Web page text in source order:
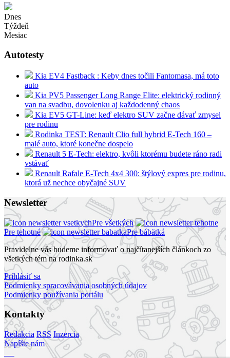
Dnes
Týždeň
Mesiac
Autotesty
Kia EV4 Fastback : Keby dnes točili Fantomasa, má toto
auto
Kia PV5 Passenger Long Range Elite: elektrický rodinný
van na svadbu, dovolenku aj každodenný chaos
Kia EV5 GT-Line: keď elektro SUV začne dávať zmysel
pre rodinu
Rodinka TEST: Renault Clio full hybrid E-Tech 160 –
malé auto, ktoré konečne dospelo
Renault 5 E-Tech: elektro, kvôli ktorému budete ráno radi
vstávať
Renault Rafale E-Tech 4x4 300: štýlový expres pre rodinu,
ktorá už nechce obyčajné SUV
Newsletter
Pre všetkých
Pre tehotné
Pre bábätká
Pravidelne vás budeme informovať o najčítanejších článkoch zo
všetkých tém na rodinka.sk
Prihlásiť sa
Podmienky spracovávania osobných údajov
Podmienky používania portálu
Kontakty
Redakcia RSS Inzercia
Napíšte nám